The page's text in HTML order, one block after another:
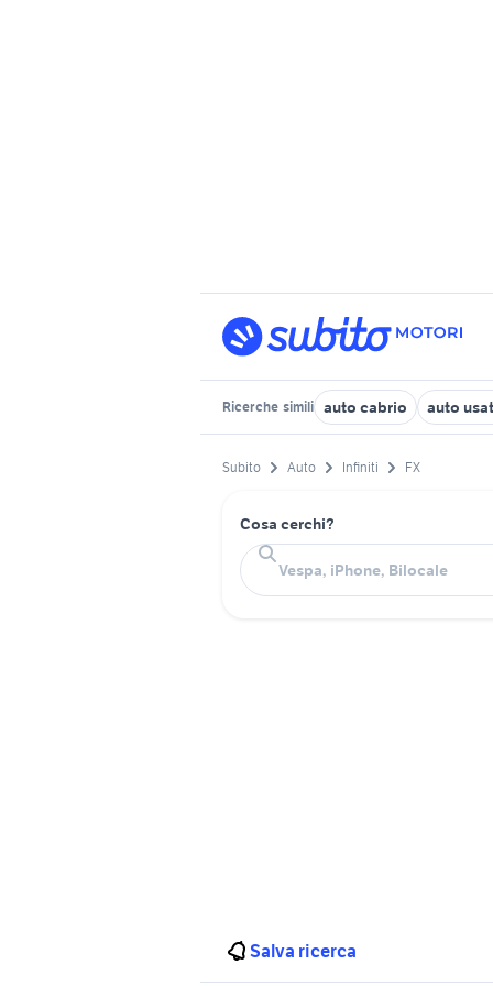
Ricerche simili auto cabrio auto
Subito Auto Infiniti FX
Cosa cerchi?
Salva ricerca